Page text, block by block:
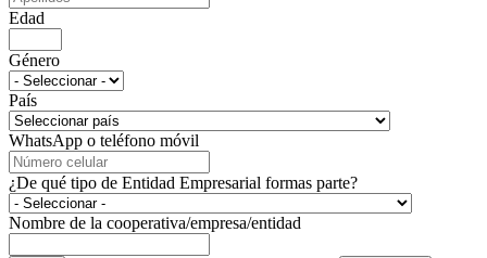
Edad
Género
País
WhatsApp o teléfono móvil
¿De qué tipo de Entidad Empresarial formas parte?
Nombre de la cooperativa/empresa/entidad